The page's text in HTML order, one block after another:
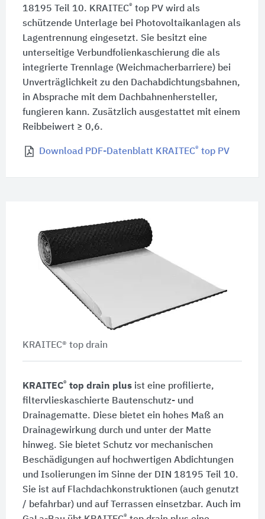
18195 Teil 10. KRAITEC® top PV wird als
schützende Unterlage bei Photovoltaikanlagen als
Lagentrennung eingesetzt. Sie besitzt eine
unterseitige Verbundfolienkaschierung die als
integrierte Trennlage (Weichmacherbarriere) bei
Unverträglichkeit zu den Dachabdichtungsbahnen,
in Absprache mit dem Dachbahnenhersteller,
fungieren kann. Zusätzlich ausgestattet mit einem
Reibbeiwert ≥ 0,6.
Download PDF-Datenblatt KRAITEC® top PV
KRAITEC® top drain
KRAITEC® top drain plusist eine profilierte,
filtervlieskaschierte Bautenschutz- und
Drainagematte. Diese bietet ein hohes Maß an
Drainagewirkung durch und unter der Matte
hinweg. Sie bietet Schutz vor mechanischen
Beschädigungen auf hochwertigen Abdichtungen
und Isolierungen im Sinne der DIN 18195 Teil 10.
Sie ist auf Flachdachkonstruktionen (auch genutzt
/ befahrbar) und auf Terrassen einsetzbar. Auch im
®